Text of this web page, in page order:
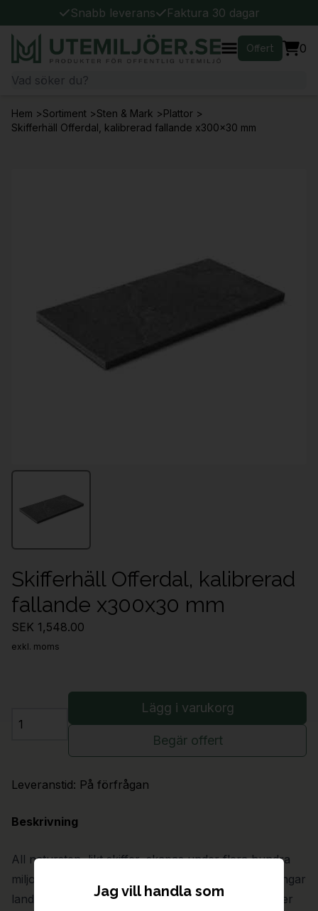
Snabb leverans Faktura 30 dagar
Offert 0
Hem >Sortiment >Sten & Mark >Plattor >
Skifferhäll Offerdal, kalibrerad fallande x300x30 mm
Skifferhäll Offerdal, kalibrerad
fallande x300x30 mm
SEK 1,548.00
exkl. moms
Antal
Lägg i varukorg
Begär offert
Leveranstid: På förfrågan
Beskrivning
All natursten, likt skiffer, skapas under flera hundra
miljoner år genom att jordplattor rör på sig och tvingar
landmassa från havets botten att stiga uppåt. Skiffer
Jag vill handla som